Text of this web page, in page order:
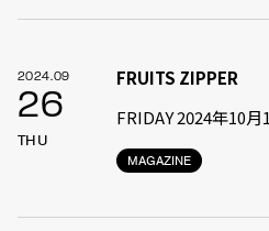
2024.09
26
THU
MAGAZINE
FRUITS ZIPPER
FRIDAY 2024年10月